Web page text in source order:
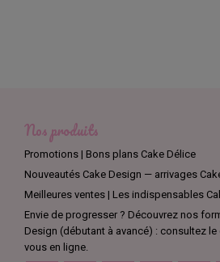
Nos produits
Promotions | Bons plans Cake Délice
Nouveautés Cake Design — arrivages
Meilleures ventes | Les indispensables
Envie de progresser ? Découvrez nos
Design (débutant à avancé) : consultez
vous en ligne.